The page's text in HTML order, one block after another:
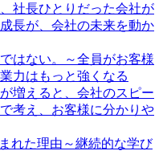
社長ひとりだった会社が
長が、会社の未来を動か
はない。～全員がお客様
力はもっと強くなる
増えると、会社のスピー
考え、お客様に分かりや
れた理由～継続的な学び